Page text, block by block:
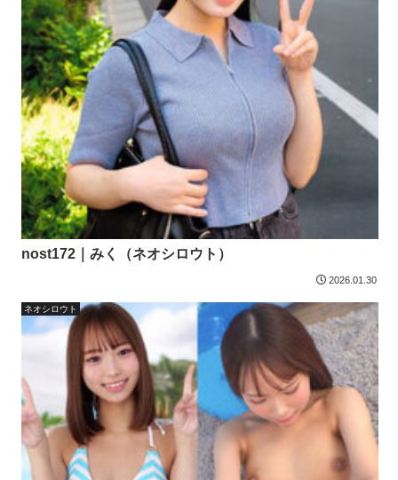
nost172｜みく（ネオシロウト）
2026.01.30
ネオシロウト